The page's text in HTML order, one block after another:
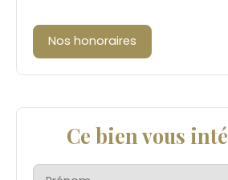
Nos honoraires
Ce bien vous